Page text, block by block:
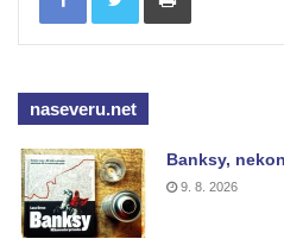
Centrální kříž hřbitova v Chouči
Kříž na rozcestí v Záluží
Boží muka u domu čp. 392 na
Hradčanech a Palackého v
Labem
Kříž v centru Liběšic
naseveru.net
Banksy,
9. 8. 2026